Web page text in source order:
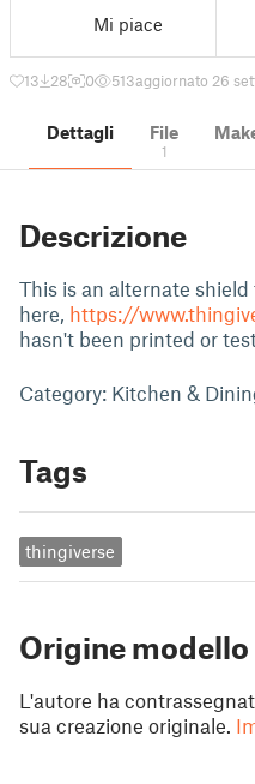
Mi piace
13 28 0 513aggiornato 26
Dettagli File
1
Descrizione
This is an alternate
here, https://
hasn't been printed or
Category: Kitchen &
Tags
thingiverse
Origine modello
L'autore ha
sua creazione originale.